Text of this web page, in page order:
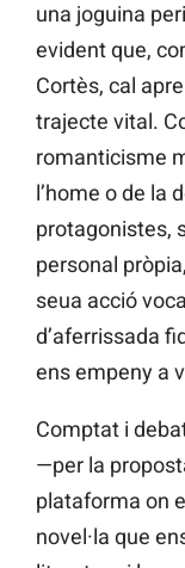
una joguina
evident que,
Cortès, cal
trajecte vital.
romanticisme
l’home o de la
protagonistes,
personal
seua acció
d’aferrissada
ens empeny a
Comptat i
—per la
plataforma on
novel·la que